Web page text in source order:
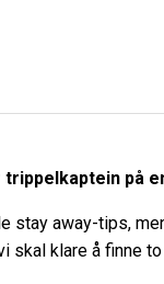
på
stay away-tips,
skal klare å finne